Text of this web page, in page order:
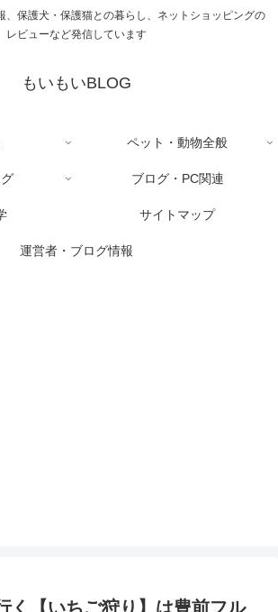
、保護犬・保護猫との暮らし、ネットショッピングの
レビューなど発信しています
もいもいBLOG
ペット・動物全般
ブログ・PC関連
サイトマップ
運営者・ブログ情報
く【いちご狩り】は豊前フル